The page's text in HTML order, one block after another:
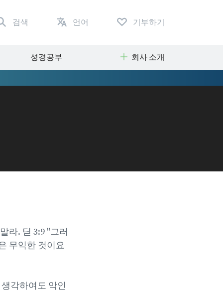
검색 언어 기부하기
성경공부 회사 소개
라. 딛 3:9 "그러
무익한 것이요
각하여도 악인